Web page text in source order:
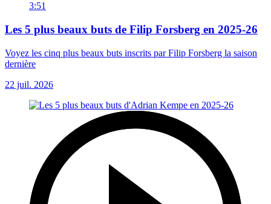
3:51
Les 5 plus beaux buts de Filip Forsberg en 2025-26
Voyez les cinq plus beaux buts inscrits par Filip Forsberg la saison
dernière
22 juil. 2026